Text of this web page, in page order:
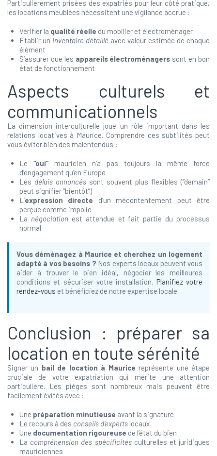
Particulièrement prisées des expatriés pour leur côté pratique,
les locations meublées nécessitent une vigilance accrue :
Vérifier la qualité réelle du mobilier et électroménager
Établir un inventaire détaillé avec valeur estimée de chaque
élément
S’assurer que les appareils électroménagers sont en bon
état de fonctionnement
Aspects culturels et
communicationnels
La dimension interculturelle joue un rôle important dans les
relations locatives à Maurice. Comprendre ces subtilités peut
vous éviter bien des malentendus :
Le “oui”mauricien n’a pas toujours la même force
d’engagement qu’en Europe
Les délais annoncés sont souvent plus flexibles (“demain”
peut signifier “bientôt”)
L’expression directe d’un mécontentement peut être
perçue comme impolie
La négociation est attendue et fait partie du processus
normal
Vous déménagez à Maurice et cherchez un logement
adapté à vos besoins ? Nos experts locaux peuvent vous
aider à trouver le bien idéal, négocier les meilleures
conditions et sécuriser votre installation. Planifiez votre
rendez-vous et bénéficiez de notre expertise locale.
Conclusion : préparer sa
location en toute sérénité
Signer un bail de location à Maurice représente une étape
cruciale de votre expatriation qui mérite une attention
particulière. Les pièges sont nombreux mais peuvent être
facilement évités avec :
Une préparation minutieuse avant la signature
Le recours à des conseils d’experts locaux
Une documentation rigoureuse de l’état du bien
La compréhension des spécificitésculturelles et juridiques
mauriciennes